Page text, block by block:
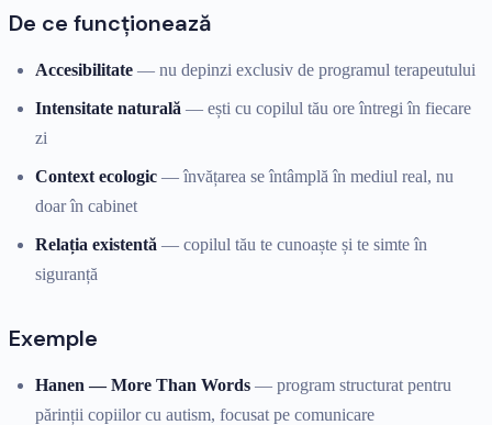
De ce funcționează
Accesibilitate — nu depinzi exclusiv de programul terapeutului
Intensitate naturală — ești cu copilul tău ore întregi în fiecare
zi
Context ecologic — învățarea se întâmplă în mediul real, nu
doar în cabinet
Relația existentă — copilul tău te cunoaște și te simte în
siguranță
Exemple
Hanen — More Than Words — program structurat pentru
părinții copiilor cu autism, focusat pe comunicare